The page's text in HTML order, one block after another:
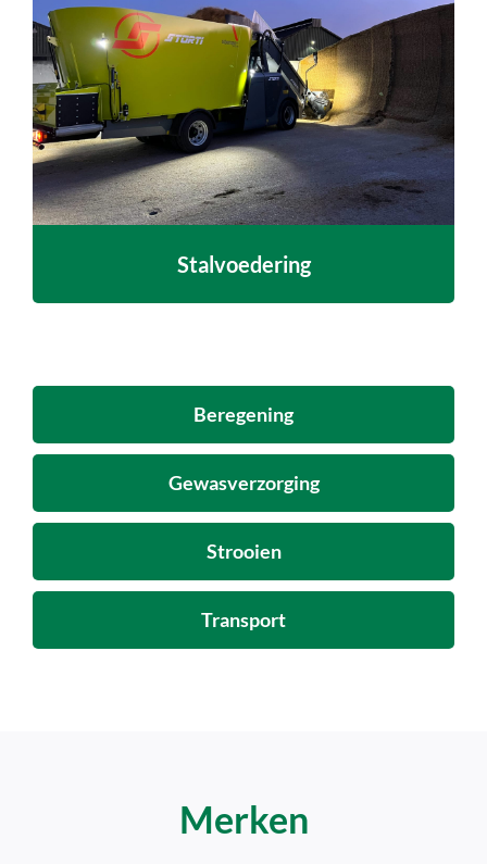
Stalvoedering
Beregening
Gewasverzorging
Strooien
Transport
Merken